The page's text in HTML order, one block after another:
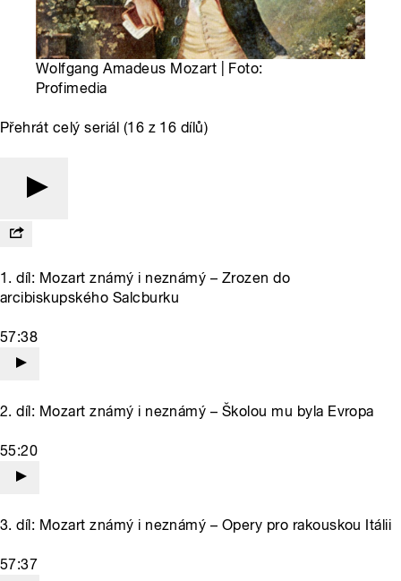
Wolfgang Amadeus Mozart | Foto:
Profimedia
Přehrát celý seriál (16 z 16 dílů)
1. díl: Mozart známý i neznámý – Zrozen do
arcibiskupského Salcburku
57:38
2. díl: Mozart známý i neznámý – Školou mu byla Evropa
55:20
3. díl: Mozart známý i neznámý – Opery pro rakouskou Itálii
57:37